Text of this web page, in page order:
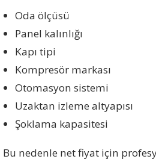
Oda ölçüsü
Panel kalınlığı
Kapı tipi
Kompresör markası
Otomasyon sistemi
Uzaktan izleme altyapısı
Şoklama kapasitesi
Bu nedenle net fiyat için